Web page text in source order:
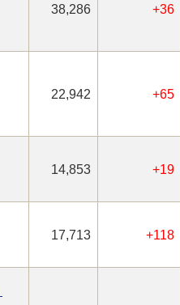
38,286 +36
22,942 +65
14,853 +19
17,713 +118